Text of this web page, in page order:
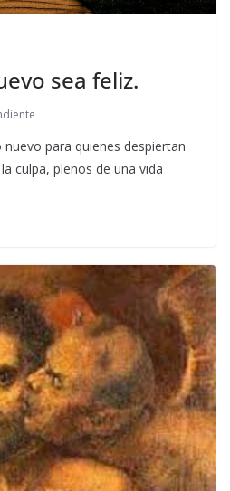
sea feliz.
para quienes despiertan
culpa, plenos de una vida